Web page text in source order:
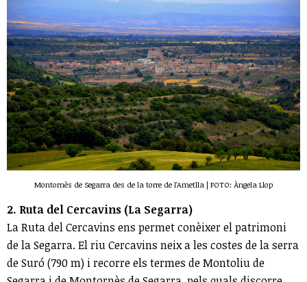
Montornès de Segarra des de la torre de l'Ametlla | FOTO: Àngela Llop
2. Ruta del Cercavins (La Segarra)
La Ruta del Cercavins ens permet conèixer el patrimoni
de la Segarra. El riu Cercavins neix a les costes de la serra
de Suró (790 m) i recorre els termes de Montoliu de